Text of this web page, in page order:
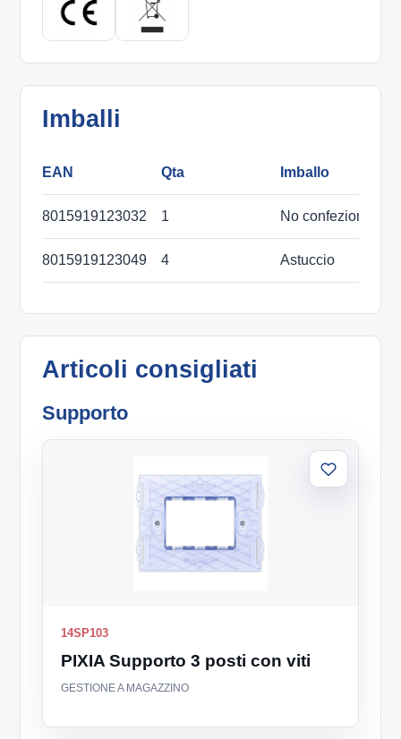
Imballi
EAN Qta Imballo
8015919123032 1 No confezione
8015919123049 4 Astuccio
Articoli consigliati
Supporto
14SP103
PIXIA Supporto 3 posti con viti
GESTIONE A MAGAZZINO
Aggiungi
alla